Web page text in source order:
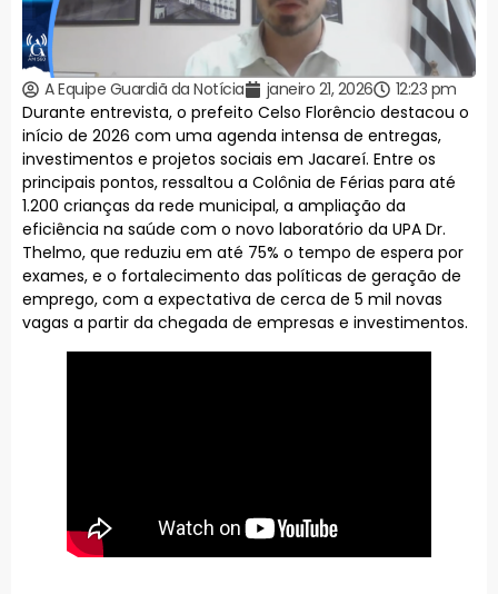
A Equipe Guardiã da Notícia janeiro 21, 2026
12:23 pm
Durante entrevista, o prefeito Celso Florêncio destacou o
início de 2026 com uma agenda intensa de entregas,
investimentos e projetos sociais em Jacareí. Entre os
principais pontos, ressaltou a Colônia de Férias para até
1.200 crianças da rede municipal, a ampliação da
eficiência na saúde com o novo laboratório da UPA Dr.
Thelmo, que reduziu em até 75% o tempo de espera por
exames, e o fortalecimento das políticas de geração de
emprego, com a expectativa de cerca de 5 mil novas
vagas a partir da chegada de empresas e investimentos.